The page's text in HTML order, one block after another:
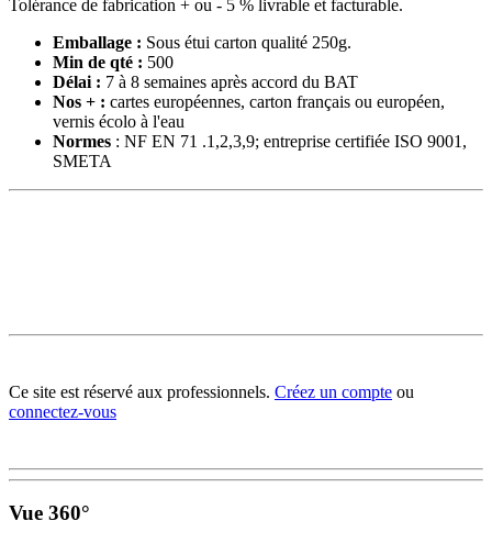
Tolérance de fabrication + ou - 5 % livrable et facturable.
Emballage : Sous étui carton qualité 250g.
Min de qté : 500
Délai : 7 à 8 semaines après accord du BAT
Nos + : cartes européennes, carton français ou européen,
vernis écolo à l'eau
Normes : NF EN 71 .1,2,3,9; entreprise certifiée ISO 9001,
SMETA
Ce site est réservé aux professionnels. Créez un compte ou
connectez-vous
Vue 360°